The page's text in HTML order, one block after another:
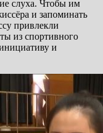
слуха. Чтобы им
и запоминать
привлекли
из спортивного
и